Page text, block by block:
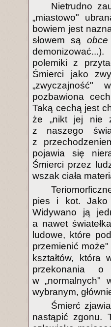
Nietrudno
„miastowo"
bowiem jest
słowem sąobce
polemiki z
Śmierci jako
„zwyczajność"
pozbawiona
Taką cechą jest
że „nikt jej nie
z naszego
z
pojawia się
Śmierci przez
wszak ciała
pies i kot. Jako
Widywano ją
a nawet
ludowe, które
przemienić może"
kształtów, która
przekonania
w „normalnych"
wybranym,
Śmierć
nastąpić zgonu.